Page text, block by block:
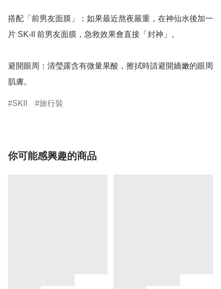
搭配「前男友面膜」：如果最近熬夜嚴重，在神仙水後加一
片 SK-II 前男友面膜，急救效果會直接「封神」。
避開眼周：清瑩露含有微量果酸，擦拭時請避開嬌嫩的眼周
肌膚。
SKII 旅行裝
你可能感興趣的商品